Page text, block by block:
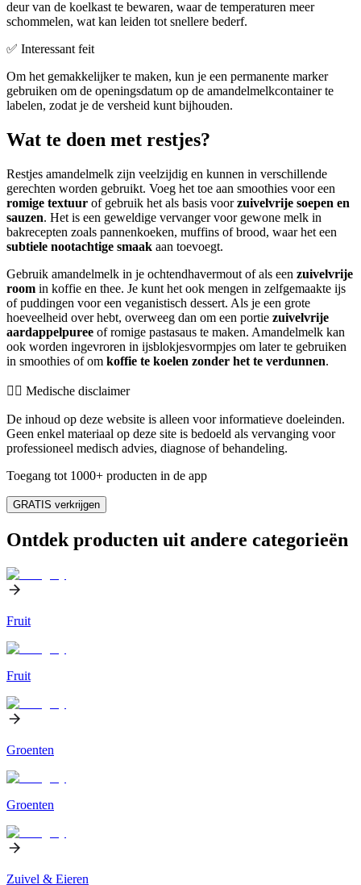
deur van de koelkast te bewaren, waar de temperaturen meer
schommelen, wat kan leiden tot snellere bederf.
✅ Interessant feit
Om het gemakkelijker te maken, kun je een permanente marker
gebruiken om de openingsdatum op de amandelmelkcontainer te
labelen, zodat je de versheid kunt bijhouden.
Wat te doen met restjes?
Restjes amandelmelk zijn veelzijdig en kunnen in verschillende
gerechten worden gebruikt. Voeg het toe aan smoothies voor een
romige textuur of gebruik het als basis voorzuivelvrije soepen en
sauzen. Het is een geweldige vervanger voor gewone melk in
bakrecepten zoals pannenkoeken, muffins of brood, waar het een
subtiele nootachtige smaak aan toevoegt.
Gebruik amandelmelk in je ochtendhavermout of als een zuivelvrije
room in koffie en thee. Je kunt het ook mengen in zelfgemaakte ijs
of puddingen voor een veganistisch dessert. Als je een grote
hoeveelheid over hebt, overweeg dan om een portie zuivelvrije
aardappelpuree of romige pastasaus te maken. Amandelmelk kan
ook worden ingevroren in ijsblokjesvormpjes om later te gebruiken
in smoothies of om koffie te koelen zonder het te verdunnen.
👨‍⚕️️ Medische disclaimer
De inhoud op deze website is alleen voor informatieve doeleinden.
Geen enkel materiaal op deze site is bedoeld als vervanging voor
professioneel medisch advies, diagnose of behandeling.
Toegang tot 1000+ producten in de app
GRATIS verkrijgen
Ontdek producten uit andere categorieën
Fruit
Fruit
Groenten
Groenten
Zuivel & Eieren